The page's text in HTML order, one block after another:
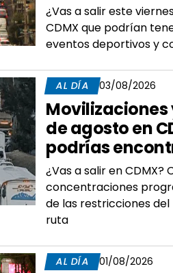
¿Vas a salir este
CDMX que podrían
eventos deportivos y
AL DÍA 03/08/2026
Movilizaciones
de agosto en
podrías
¿Vas a salir en
concentraciones
de las restricciones
ruta
AL DÍA 01/08/2026